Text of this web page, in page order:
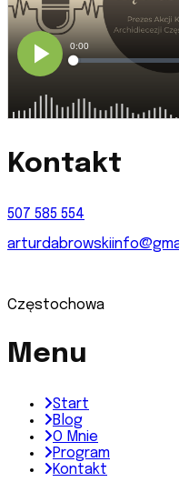
Kontakt
507 585 554
Częstochowa
Menu
Start
Blog
O Mnie
Program
Kontakt